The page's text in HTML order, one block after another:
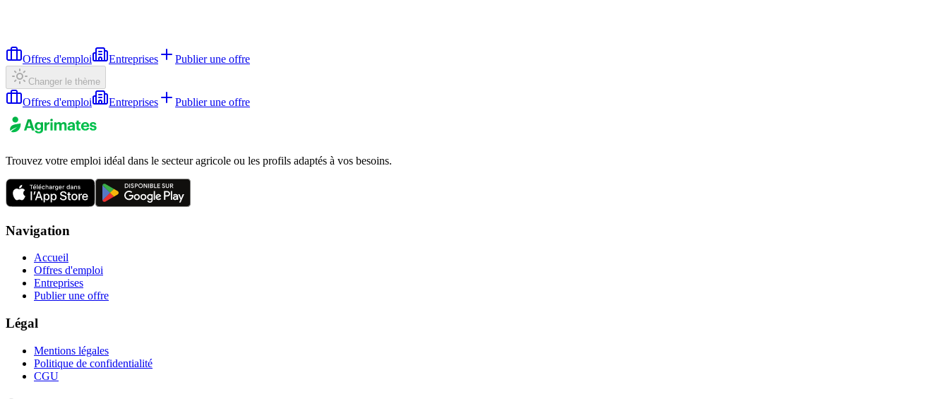
Offres d'emploi Entreprises Publier une offre
Changer le thème
Offres d'emploi Entreprises Publier une offre
Trouvez votre emploi idéal dans le secteur agricole ou les profils adaptés à vos besoins.
Navigation
Accueil
Offres d'emploi
Entreprises
Publier une offre
Légal
Mentions légales
Politique de confidentialité
CGU